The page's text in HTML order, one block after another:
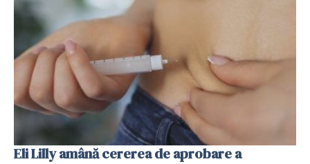
Eli Lilly amână cererea de aprobare a